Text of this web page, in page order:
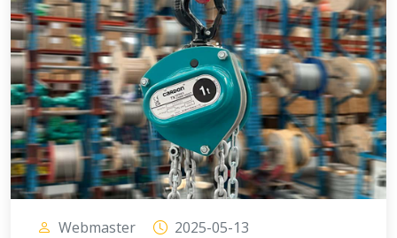
Webmaster 2025-05-13